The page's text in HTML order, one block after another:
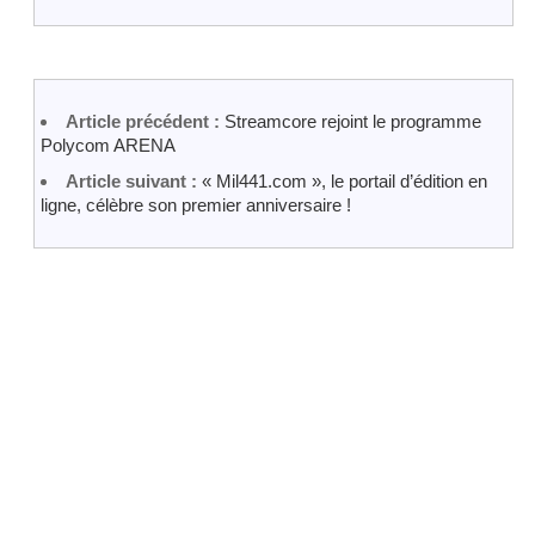
Article précédent : Streamcore rejoint le programme
Polycom ARENA
Article suivant : « Mil441.com », le portail d’édition en
ligne, célèbre son premier anniversaire !